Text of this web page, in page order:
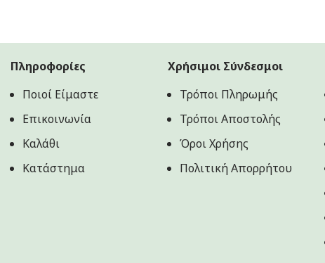
Πληροφορίες
Ποιοί Είμαστε
Επικοινωνία
Καλάθι
Κατάστημα
Χρήσιμοι Σύνδεσμοι
Τρόποι Πληρωμής
Τρόποι Αποστολής
Όροι Χρήσης
Πολιτική Aπορρήτου